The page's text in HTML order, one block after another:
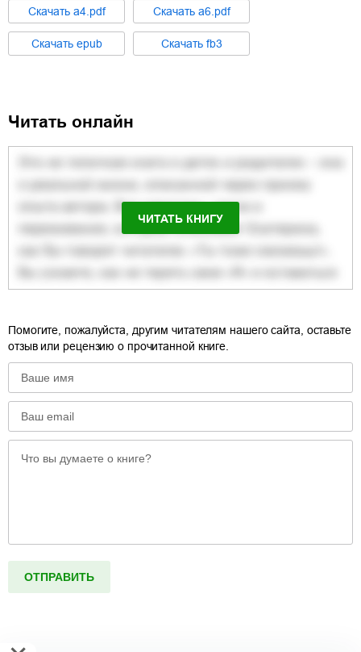
Cкачать a4.pdf Cкачать a6.pdf
Cкачать epub Cкачать fb3
Читать онлайн
ЧИТАТЬ КНИГУ
Помогите, пожалуйста, другим читателям нашего сайта, оставьте
отзыв или рецензию о прочитанной книге.